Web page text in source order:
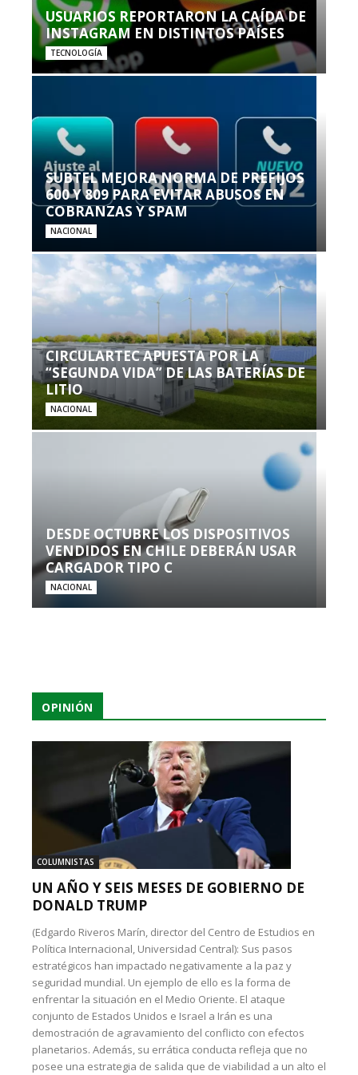
USUARIOS REPORTARON LA CAÍDA DE
INSTAGRAM EN DISTINTOS PAÍSES
TECNOLOGÍA
SUBTEL MEJORA NORMA DE PREFIJOS
600 Y 809 PARA EVITAR ABUSOS EN
COBRANZAS Y SPAM
NACIONAL
CIRCULARTEC APUESTA POR LA
“SEGUNDA VIDA” DE LAS BATERÍAS DE
LITIO
NACIONAL
DESDE OCTUBRE LOS DISPOSITIVOS
VENDIDOS EN CHILE DEBERÁN USAR
CARGADOR TIPO C
NACIONAL
OPINIÓN
COLUMNISTAS
UN AÑO Y SEIS MESES DE GOBIERNO DE
DONALD TRUMP
(Edgardo Riveros Marín, director del Centro de Estudios en
Política Internacional, Universidad Central): Sus pasos
estratégicos han impactado negativamente a la paz y
seguridad mundial. Un ejemplo de ello es la forma de
enfrentar la situación en el Medio Oriente. El ataque
conjunto de Estados Unidos e Israel a Irán es una
demostración de agravamiento del conflicto con efectos
planetarios. Además, su errática conducta refleja que no
posee una estrategia de salida que de viabilidad a un alto el